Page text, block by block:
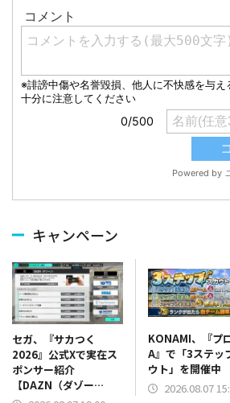
キャンペーン
セガ、『サカつく
2026』公式Xで実在ス
ポンサー紹介
【DAZN（ダゾー
KONAMI、『プ
A』で「3ステッ
ウト」を開催中
2026.08.07